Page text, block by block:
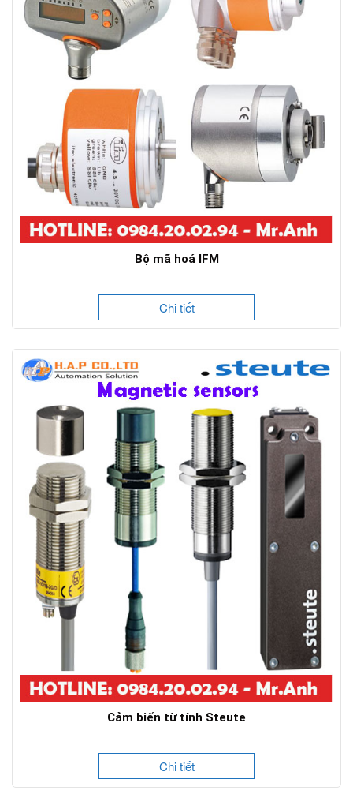
Bộ mã hoá IFM
Chi tiết
Cảm biến từ tính Steute
Chi tiết